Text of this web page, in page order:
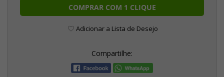
COMPRAR COM 1 CLIQUE
Adicionar a Lista de Desejo
Compartilhe: